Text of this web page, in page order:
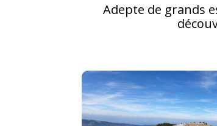
Adepte de grands